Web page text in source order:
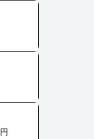
円